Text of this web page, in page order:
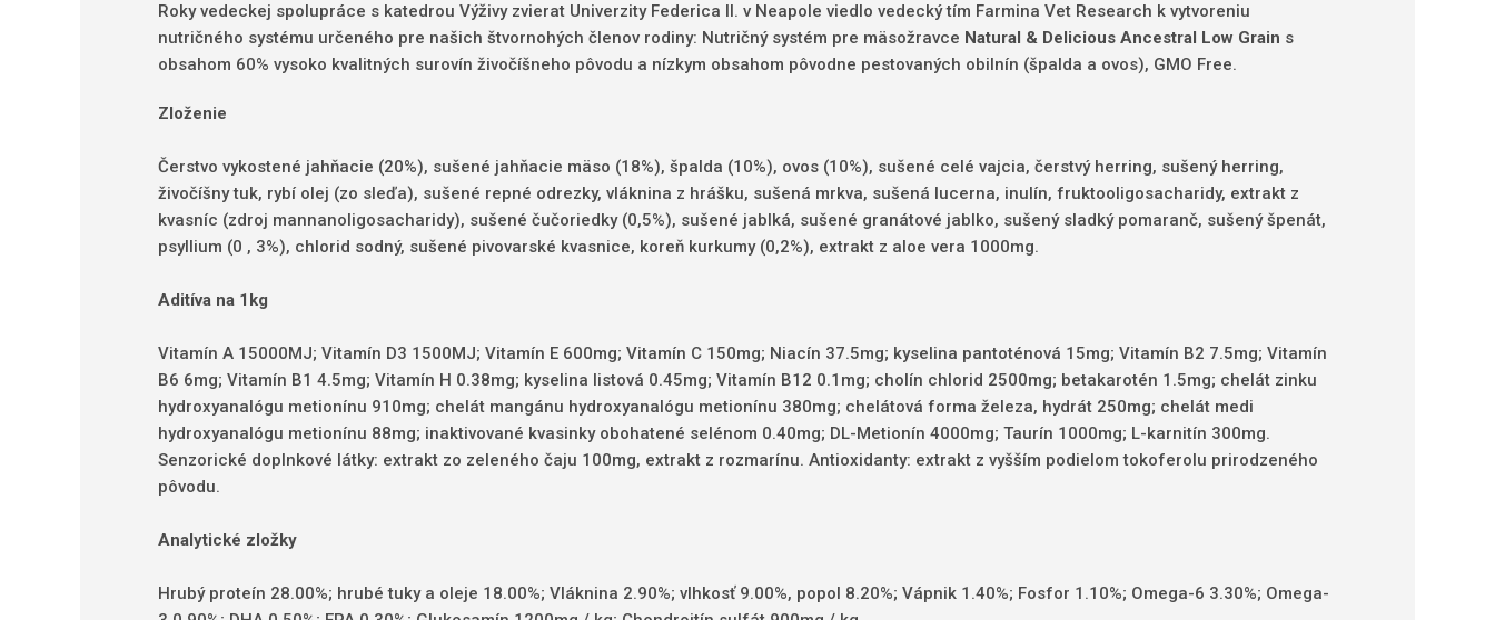
Roky vedeckej spolupráce s katedrou Výživy zvierat Univerzity Federica II. v Neapole viedlo vedecký tím Farmina Vet Research k vytvoreniu
nutričného systému určeného pre našich štvornohých členov rodiny: Nutričný systém pre mäsožravce Natural & Delicious Ancestral Low Grain s
obsahom 60% vysoko kvalitných surovín živočíšneho pôvodu a nízkym obsahom pôvodne pestovaných obilnín (špalda a ovos), GMO Free.
Zloženie
Čerstvo vykostené jahňacie (20%), sušené jahňacie mäso (18%), špalda (10%), ovos (10%), sušené celé vajcia, čerstvý herring, sušený herring,
živočíšny tuk, rybí olej (zo sleďa), sušené repné odrezky, vláknina z hrášku, sušená mrkva, sušená lucerna, inulín, fruktooligosacharidy, extrakt z
kvasníc (zdroj mannanoligosacharidy), sušené čučoriedky (0,5%), sušené jablká, sušené granátové jablko, sušený sladký pomaranč, sušený špenát,
psyllium (0 , 3%), chlorid sodný, sušené pivovarské kvasnice, koreň kurkumy (0,2%), extrakt z aloe vera 1000mg.
Aditíva na 1kg
Vitamín A 15000MJ; Vitamín D3 1500MJ; Vitamín E 600mg; Vitamín C 150mg; Niacín 37.5mg; kyselina pantoténová 15mg; Vitamín B2 7.5mg; Vitamín
B6 6mg; Vitamín B1 4.5mg; Vitamín H 0.38mg; kyselina listová 0.45mg; Vitamín B12 0.1mg; cholín chlorid 2500mg; betakarotén 1.5mg; chelát zinku
hydroxyanalógu metionínu 910mg; chelát mangánu hydroxyanalógu metionínu 380mg; chelátová forma železa, hydrát 250mg; chelát medi
hydroxyanalógu metionínu 88mg; inaktivované kvasinky obohatené selénom 0.40mg; DL-Metionín 4000mg; Taurín 1000mg; L-karnitín 300mg.
Senzorické doplnkové látky: extrakt zo zeleného čaju 100mg, extrakt z rozmarínu. Antioxidanty: extrakt z vyšším podielom tokoferolu prirodzeného
pôvodu.
Analytické zložky
Hrubý proteín 28.00%; hrubé tuky a oleje 18.00%; Vláknina 2.90%; vlhkosť 9.00%, popol 8.20%; Vápnik 1.40%; Fosfor 1.10%; Omega-6 3.30%; Omega-